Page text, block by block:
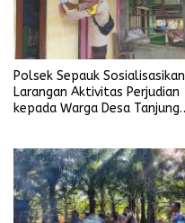
Polsek Sepauk Sosialisasikan
Larangan Aktivitas Perjudian
kepada Warga Desa Tanjung